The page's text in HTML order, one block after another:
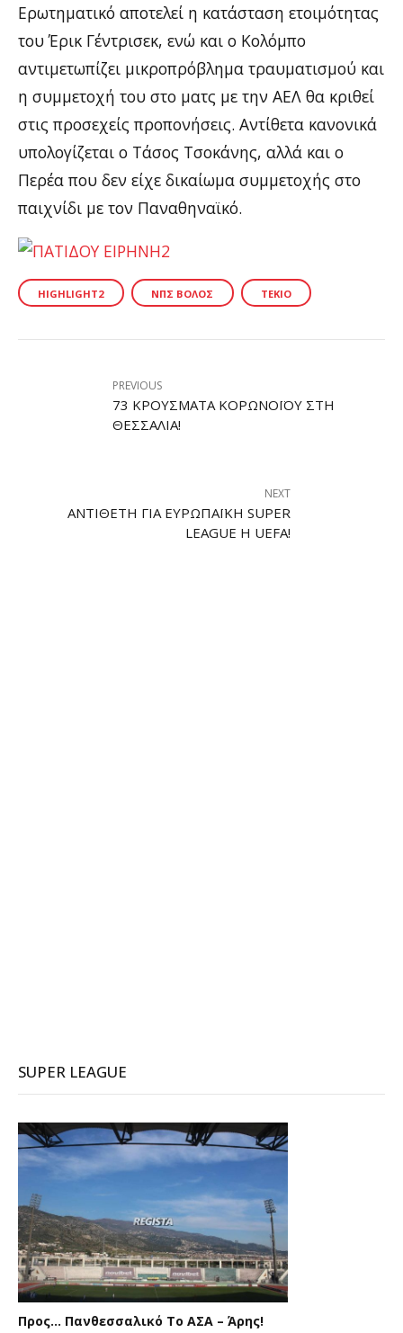
Ερωτηματικό αποτελεί η κατάσταση ετοιμότητας
του Έρικ Γέντρισεκ, ενώ και ο Κολόμπο
αντιμετωπίζει μικροπρόβλημα τραυματισμού και
η συμμετοχή του στο ματς με την ΑΕΛ θα κριθεί
στις προσεχείς προπονήσεις. Αντίθετα κανονικά
υπολογίζεται ο Τάσος Τσοκάνης, αλλά και ο
Περέα που δεν είχε δικαίωμα συμμετοχής στο
παιχνίδι με τον Παναθηναϊκό.
HIGHLIGHT2 ΝΠΣ ΒΌΛΟΣ ΤΈΚΙΟ
PREVIOUS
73 ΚΡΟΎΣΜΑΤΑ ΚΟΡΩΝΟΪΟΎ ΣΤΗ
ΘΕΣΣΑΛΊΑ!
NEXT
ΑΝΤΊΘΕΤΗ ΓΙΑ ΕΥΡΩΠΑΪΚΉ SUPER
LEAGUE Η UEFA!
SUPER LEAGUE
Προς… Πανθεσσαλικό Το ΑΣΑ – Άρης!